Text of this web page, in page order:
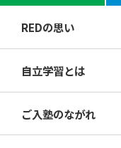
REDの思い
自立学習とは
ご入塾のながれ